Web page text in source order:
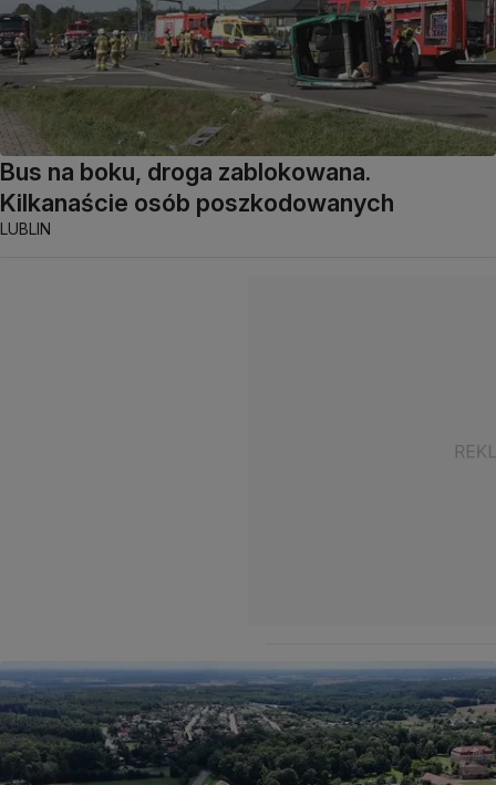
Bus na boku, droga zablokowana.
Kilkanaście osób poszkodowanych
LUBLIN